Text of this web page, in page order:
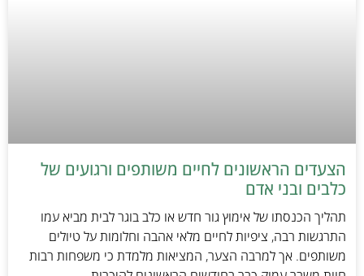
הצעדים הראשונים לחיים משותפים ורגועים של
כלבים ובני אדם
תהליך הכנסתו של אימוץ גור חדש או כלב בוגר לבית מביא עמו
התרגשות רבה, ציפיות לחיים מלאי אהבה וחלומות על טיולים
משותפים. אך למרבה הצער, המציאות מלמדת כי משפחות רבות